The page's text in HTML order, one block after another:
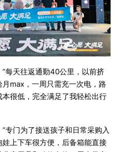
每天往返通勤40公里，以前挤
max，一周只需充一次电，路
很低，完全满足了我轻松出行
专门为了接送孩子和日常采购入
上下车很方便，后备箱能直接